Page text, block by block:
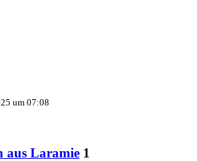
um 07:08
aus Laramie 1